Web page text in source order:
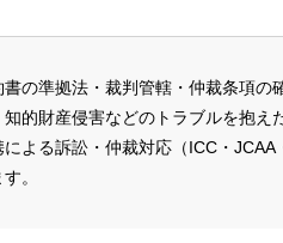
の準拠法・裁判管轄・仲裁条項
的財産侵害などのトラブルを抱え
よる訴訟・仲裁対応（ICC・
。